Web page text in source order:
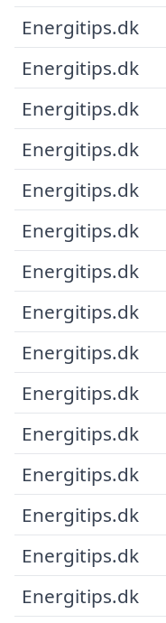
Energitips.dk
Energitips.dk
Energitips.dk
Energitips.dk
Energitips.dk
Energitips.dk
Energitips.dk
Energitips.dk
Energitips.dk
Energitips.dk
Energitips.dk
Energitips.dk
Energitips.dk
Energitips.dk
Energitips.dk